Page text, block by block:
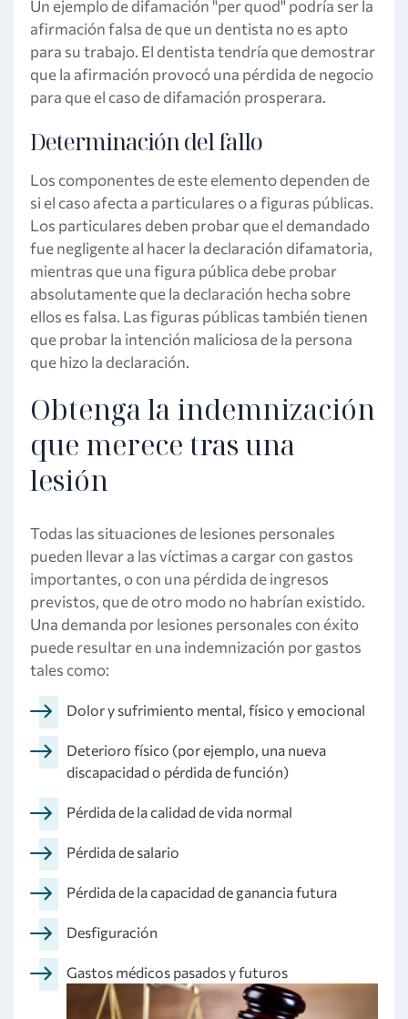
Un ejemplo de difamación "per quod" podría ser la
afirmación falsa de que un dentista no es apto
para su trabajo. El dentista tendría que demostrar
que la afirmación provocó una pérdida de negocio
para que el caso de difamación prosperara.
Determinación del fallo
Los componentes de este elemento dependen de
si el caso afecta a particulares o a figuras públicas.
Los particulares deben probar que el demandado
fue negligente al hacer la declaración difamatoria,
mientras que una figura pública debe probar
absolutamente que la declaración hecha sobre
ellos es falsa. Las figuras públicas también tienen
que probar la intención maliciosa de la persona
que hizo la declaración.
Obtenga la indemnización
que merece tras una
lesión
Todas las situaciones de lesiones personales
pueden llevar a las víctimas a cargar con gastos
importantes, o con una pérdida de ingresos
previstos, que de otro modo no habrían existido.
Una demanda por lesiones personales con éxito
puede resultar en una indemnización por gastos
tales como:
Dolor y sufrimiento mental, físico y emocional
Deterioro físico (por ejemplo, una nueva
discapacidad o pérdida de función)
Pérdida de la calidad de vida normal
Pérdida de salario
Pérdida de la capacidad de ganancia futura
Desfiguración
Gastos médicos pasados y futuros